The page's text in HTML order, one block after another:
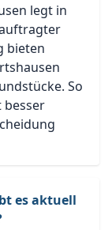
legt in
bieten
So
besser
es aktuell